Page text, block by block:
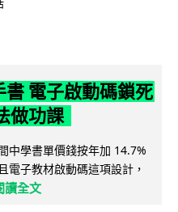
電子啟動碼鎖死
做功課
中學書單價錢按年加 14.7%
電子教材啟動碼這項設計，
讀全文